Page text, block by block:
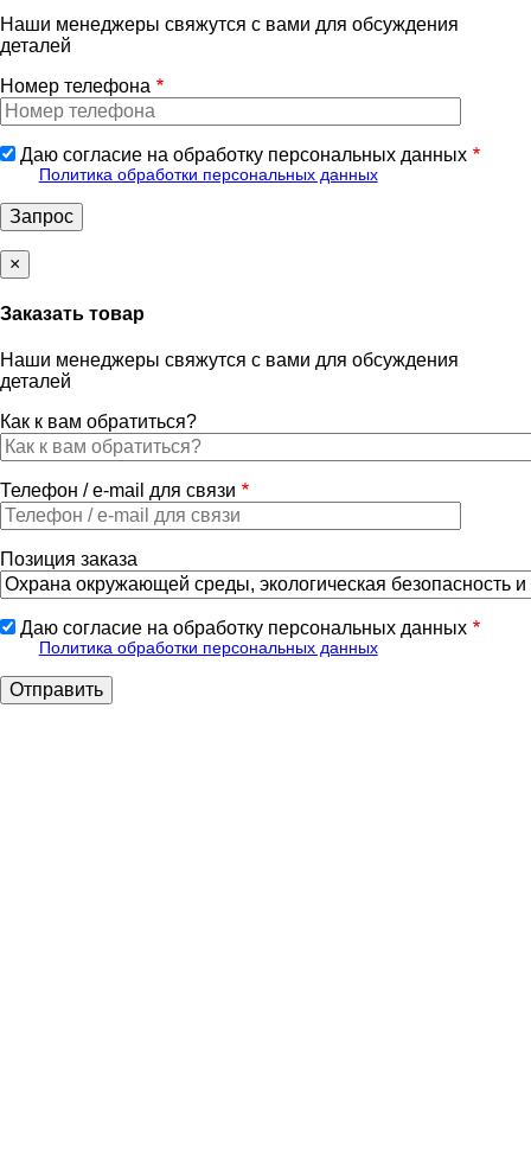
Наши менеджеры свяжутся с вами для обсуждения
деталей
Номер телефона
Даю согласие на обработку персональных данных
Политика обработки персональных данных
×
Заказать товар
Наши менеджеры свяжутся с вами для обсуждения
деталей
Как к вам обратиться?
Телефон / e-mail для связи
Позиция заказа
Даю согласие на обработку персональных данных
Политика обработки персональных данных